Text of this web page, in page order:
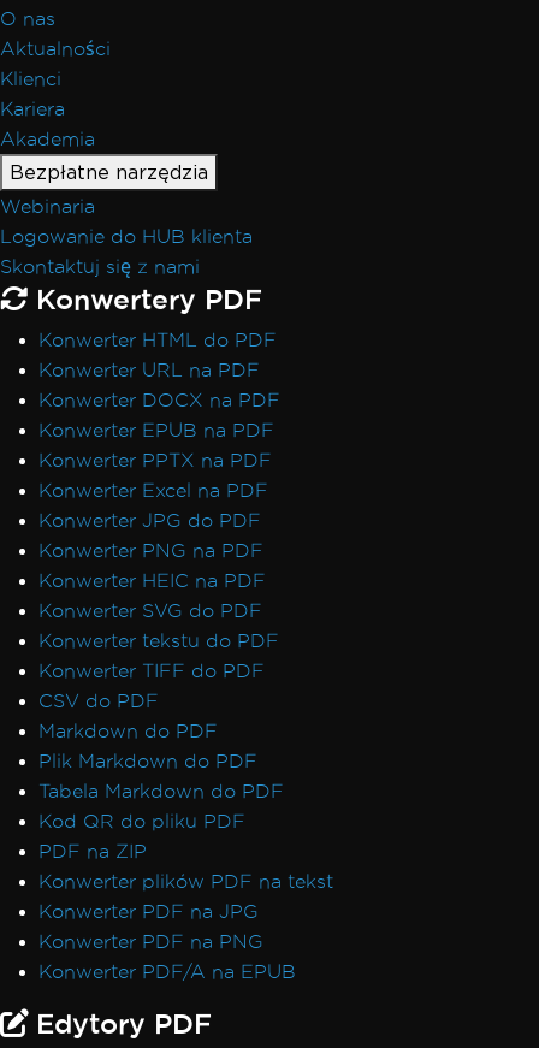
O nas
Aktualności
Klienci
Kariera
Akademia
Bezpłatne narzędzia
Webinaria
Logowanie do HUB klienta
Skontaktuj się z nami
Konwertery PDF
Konwerter HTML do PDF
Konwerter URL na PDF
Konwerter DOCX na PDF
Konwerter EPUB na PDF
Konwerter PPTX na PDF
Konwerter Excel na PDF
Konwerter JPG do PDF
Konwerter PNG na PDF
Konwerter HEIC na PDF
Konwerter SVG do PDF
Konwerter tekstu do PDF
Konwerter TIFF do PDF
CSV do PDF
Markdown do PDF
Plik Markdown do PDF
Tabela Markdown do PDF
Kod QR do pliku PDF
PDF na ZIP
Konwerter plików PDF na tekst
Konwerter PDF na JPG
Konwerter PDF na PNG
Konwerter PDF/A na EPUB
Edytory PDF